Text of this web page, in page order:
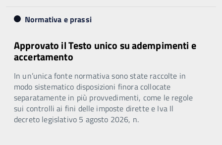
Normativa e prassi
Approvato il Testo unico su adempimenti e
accertamento
In un’unica fonte normativa sono state raccolte in
modo sistematico disposizioni finora collocate
separatamente in più provvedimenti, come le regole
sui controlli ai fini delle imposte dirette e Iva Il
decreto legislativo 5 agosto 2026, n.